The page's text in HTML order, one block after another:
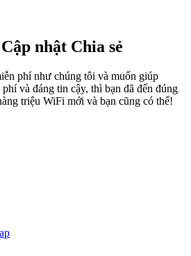
nhật Chia sẻ
phí như chúng tôi và muốn giúp
và đáng tin cậy, thì bạn đã đến đúng
triệu WiFi mới và bạn cũng có thể!